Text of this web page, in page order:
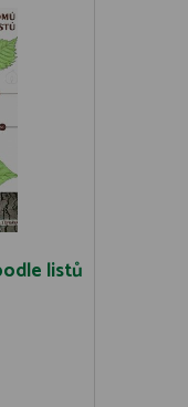
listů